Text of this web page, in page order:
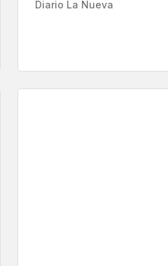
Diario La Nueva